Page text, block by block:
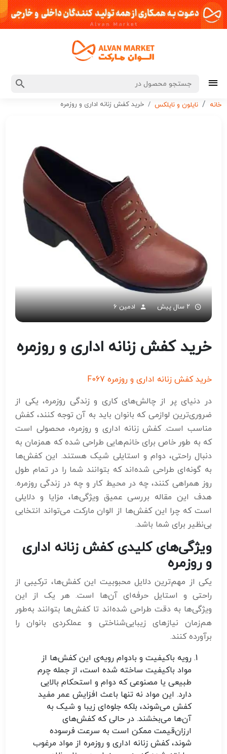
خانه نایلون و نایلکس خرید کفش زنانه اداری و روزمره
۲ سال پیش ادمین 6
خرید کفش زنانه اداری و روزمره
خرید کفش زنانه اداری و روزمره F067
در دنیای پر از چالش‌های کاری و زندگی روزمره، یکی از
ضروری‌ترین لوازمی که بانوان باید به آن توجه کنند، کفش
مناسب است. کفش زنانه اداری و روزمره، محصولی است
که به طور خاص برای خانم‌هایی طراحی شده که همزمان به
دنبال راحتی، دوام و استایلی شیک هستند. این کفش‌ها
به گونه‌ای طراحی شده‌اند که بتوانند شما را در تمام طول
روز همراهی کنند، چه در محیط کار و چه در زندگی روزمره.
هدف این مقاله بررسی عمیق ویژگی‌ها، مزایا و دلایلی
است که چرا این کفش‌ها از الوان مارکت می‌تواند انتخابی
بی‌نظیر برای شما باشد.
ویژگی‌های کلیدی کفش زنانه اداری
و روزمره
یکی از مهم‌ترین دلایل محبوبیت این کفش‌ها، ترکیبی از
راحتی و استایل حرفه‌ای آن‌ها است. هر یک از این
ویژگی‌ها به دقت طراحی شده‌اند تا کفش‌ها بتوانند به‌طور
هم‌زمان نیازهای زیبایی‌شناختی و عملکردی بانوان را
برآورده کنند.
رویه باکیفیت و بادوام رویه‌ی این کفش‌ها از
مواد باکیفیت ساخته شده است، از جمله چرم
طبیعی یا مصنوعی که دوام و استحکام بالایی
دارد. این مواد نه تنها باعث افزایش عمر مفید
کفش می‌شوند، بلکه جلوه‌ای زیبا و شیک به
آن‌ها می‌بخشند. در حالی که کفش‌های
ارزان‌قیمت ممکن است به سرعت فرسوده
شوند، کفش زنانه اداری و روزمره از مواد مرغوب